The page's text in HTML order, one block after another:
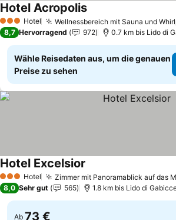
3 SterneHotel Wellnessbereich mit Sauna und
Hotel AcropolisPreise sehen
8,7 Hervorragend 972 0.7 km bis Lido di
Wähle Reisedaten aus, um die genauen
Preise zu sehen
3 SterneHotel Zimmer mit Panoramablick auf das
Hotel Excelsior
8,0 Sehr gut 565 1.8 km bis Lido di
Ab 73 €